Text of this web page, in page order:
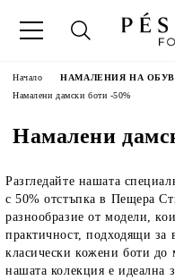
Начало НАМАЛЕНИЯ НА
Намалени дамски боти -50%
Намалени
Разгледайте нашата
с 50% отстъпка в Пещера
разнообразие от модели,
практичност, подходящи за
класически кожени боти до
нашата колекция е идеална